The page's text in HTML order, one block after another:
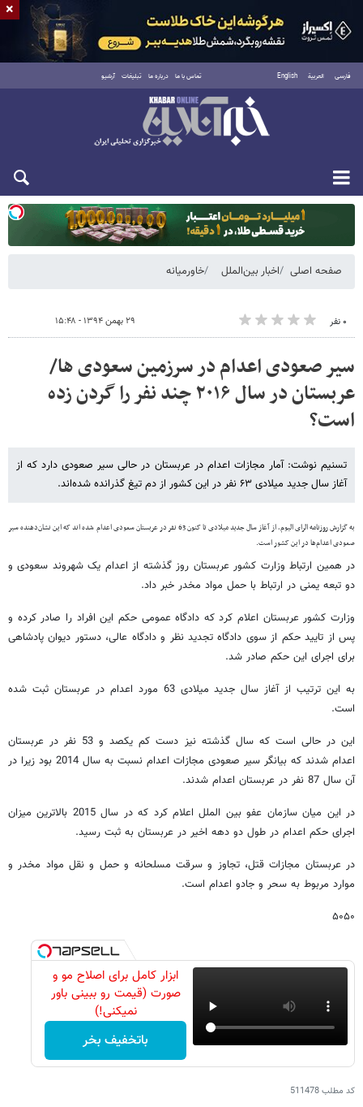
فارسی العربية English تماس با ما درباره ما تبلیغات آرشیو
دوشنبه ۱۹ مرداد ۱۴۰۵
صفحه اصلی اخبار بین‌الملل خاورمیانه
۰ نفر ۲۹ بهمن ۱۳۹۴ - ۱۵:۴۸
سیر صعودی اعدام در سرزمین سعودی ها/
عربستان در سال ۲۰۱۶ چند نفر را گردن زده
است؟
تسنیم نوشت: آمار مجازات اعدام در عربستان در حالی سیر صعودی دارد که از
آغاز سال جدید میلادی ۶۳ نفر در این کشور از دم تیغ گذرانده شده‌اند.
به گزارش
روزنامه الرای الیوم، از آغاز سال جدید میلادی تا کنون 63 نفر در عربستان سعودی اعدام شده اند که این نشان‌دهنده سیر
صعودی اعدام‌ها در این کشور است.
در همین ارتباط وزارت کشور عربستان روز گذشته از اعدام یک شهروند سعودی و
دو تبعه یمنی در ارتباط با حمل مواد مخدر خبر داد.
وزارت کشور عربستان اعلام کرد که دادگاه عمومی حکم این افراد را صادر کرده و
پس از تایید حکم از سوی دادگاه تجدید نظر و دادگاه عالی، دستور دیوان پادشاهی
برای اجرای این حکم صادر شد.
به این ترتیب از آغاز سال جدید میلادی 63 مورد اعدام در عربستان ثبت شده
است.
این در حالی است که سال گذشته نیز دست کم یکصد و 53 نفر در عربستان
اعدام شدند که بیانگر سیر صعودی مجازات اعدام نسبت به سال 2014 بود زیرا در
آن سال 87 نفر در عربستان اعدام شدند.
در این میان سازمان عفو بین الملل اعلام کرد که در سال 2015 بالاترین میزان
اجرای حکم اعدام در طول دو دهه اخیر در عربستان به ثبت رسید.
در عربستان مجازات قتل، تجاوز و سرقت مسلحانه و حمل و نقل مواد مخدر و
موارد مربوط به سحر و جادو اعدام است.
۵۰۵۰
ابزار کامل برای اصلاح مو و
صورت (قیمت رو ببینی باور
نمیکنی!)
باتخفیف بخر
کد مطلب511478
×